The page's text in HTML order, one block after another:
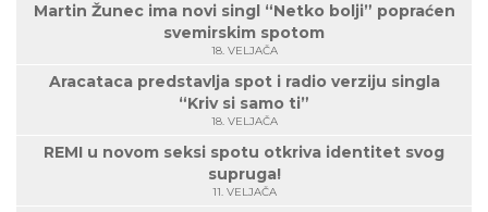
Martin Žunec ima novi singl “Netko bolji” popraćen
svemirskim spotom
18. VELJAČA
Aracataca predstavlja spot i radio verziju singla
“Kriv si samo ti”
18. VELJAČA
REMI u novom seksi spotu otkriva identitet svog
supruga!
11. VELJAČA